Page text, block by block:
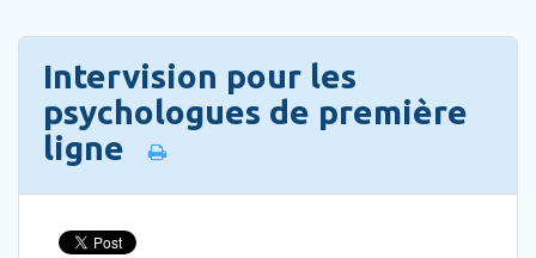
Intervision pour les
psychologues de première
ligne